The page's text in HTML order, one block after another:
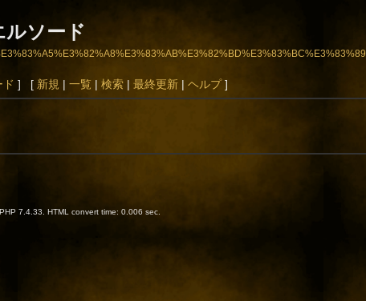
ソード
ド ] [ 新規 | 一覧 | 検索| 最終更新| ヘルプ]
7.4.33. HTML convert time: 0.006 sec.